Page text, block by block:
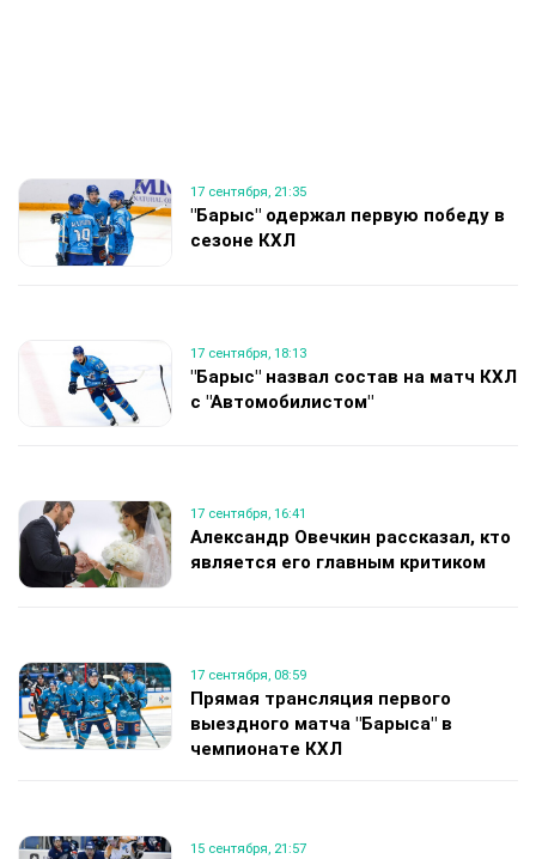
17 сентября, 21:35
"Барыс" одержал первую победу в
сезоне КХЛ
17 сентября, 18:13
"Барыс" назвал состав на матч КХЛ
с "Автомобилистом"
17 сентября, 16:41
Александр Овечкин рассказал, кто
является его главным критиком
17 сентября, 08:59
Прямая трансляция первого
выездного матча "Барыса" в
чемпионате КХЛ
15 сентября, 21:57